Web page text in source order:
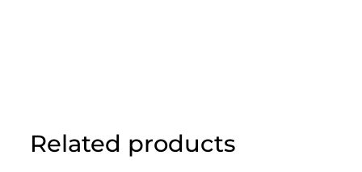
Related products